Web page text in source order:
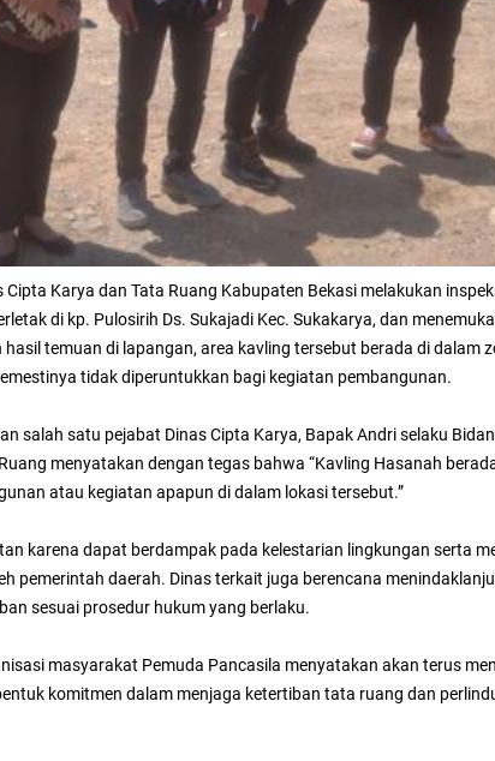
Karya dan Tata Ruang Kabupaten Bekasi melakukan
di kp. Pulosirih Ds. Sukajadi Kec. Sukakarya, dan
temuan di lapangan, area kavling tersebut berada di dalam
tidak diperuntukkan bagi kegiatan pembangunan.
salah satu pejabat Dinas Cipta Karya, Bapak Andri selaku
menyatakan dengan tegas bahwa “Kavling Hasanah
atau kegiatan apapun di dalam lokasi tersebut.”
karena dapat berdampak pada kelestarian lingkungan serta
pemerintah daerah. Dinas terkait juga berencana
sesuai prosedur hukum yang berlaku.
masyarakat Pemuda Pancasila menyatakan akan terus
komitmen dalam menjaga ketertiban tata ruang dan